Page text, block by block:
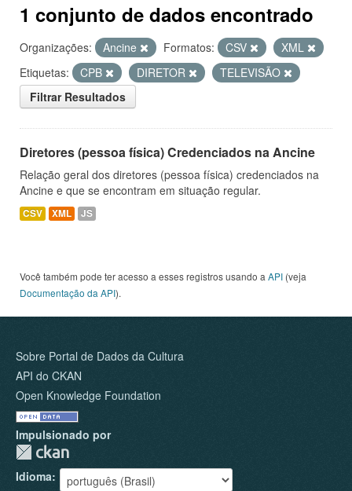
1 conjunto de dados encontrado
Organizações: Ancine Formatos: CSV
XML
Etiquetas:
CPB DIRETOR
TELEVISÃO
Filtrar Resultados
Diretores (pessoa física) Credenciados na Ancine
Relação geral dos diretores (pessoa física) credenciados na
Ancine e que se encontram em situação regular.
CSV XML JS
Você também pode ter acesso a esses registros usando a API (veja
Documentação da API).
Sobre Portal de Dados da Cultura
API do CKAN
Open Knowledge Foundation
Impulsionado por
Idioma